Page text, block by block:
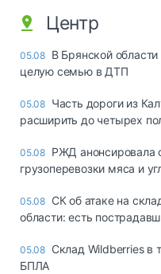
Центр
05.08 В Брянской области
целую семью в ДТП
05.08 Часть дороги из
расширить до четырех
05.08 РЖД анонсировала
грузоперевозки мяса и
05.08 СК об атаке на
области: есть
05.08 Склад Wildberries в
БПЛА